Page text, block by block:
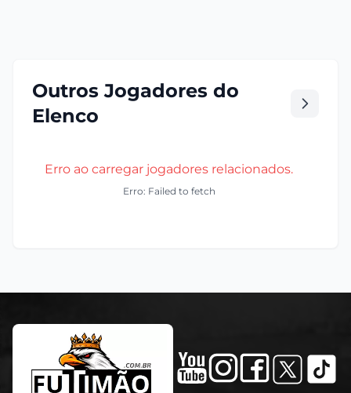
Outros Jogadores do
Elenco
Erro ao carregar jogadores relacionados.
Erro: Failed to fetch